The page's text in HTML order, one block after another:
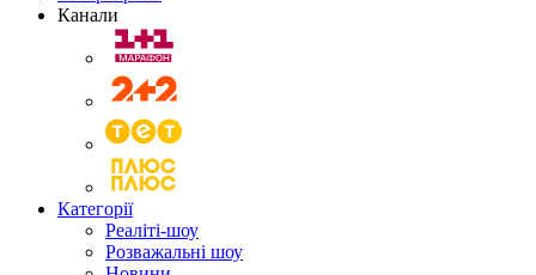
Канали
Категорії
Реаліті-шоу
Розважальні шоу